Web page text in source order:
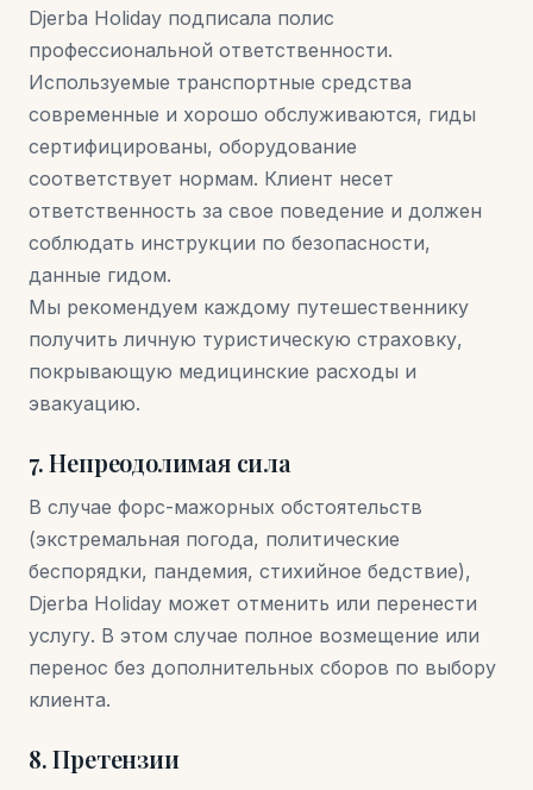
Djerba Holiday подписала полис
профессиональной ответственности.
Используемые транспортные средства
современные и хорошо обслуживаются, гиды
сертифицированы, оборудование
соответствует нормам. Клиент несет
ответственность за свое поведение и должен
соблюдать инструкции по безопасности,
данные гидом.
Мы рекомендуем каждому путешественнику
получить личную туристическую страховку,
покрывающую медицинские расходы и
эвакуацию.
7. Непреодолимая сила
В случае форс-мажорных обстоятельств
(экстремальная погода, политические
беспорядки, пандемия, стихийное бедствие),
Djerba Holiday может отменить или перенести
услугу. В этом случае полное возмещение или
перенос без дополнительных сборов по выбору
клиента.
8. Претензии